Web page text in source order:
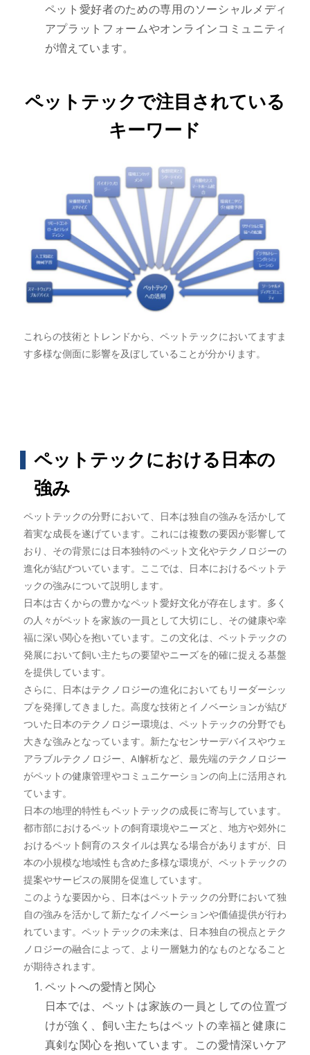
ペット愛好者のための専用のソーシャルメディ
アプラットフォームやオンラインコミュニティ
が増えています。
ペットテックで注目されている
キーワード
これらの技術とトレンドから、ペットテックにおいてますま
す多様な側面に影響を及ぼしていることが分かります。
ペットテックにおける日本の
強み
ペットテックの分野において、日本は独自の強みを活かして
着実な成長を遂げています。これには複数の要因が影響して
おり、その背景には日本独特のペット文化やテクノロジーの
進化が結びついています。ここでは、日本におけるペットテ
ックの強みについて説明します。
日本は古くからの豊かなペット愛好文化が存在します。多く
の人々がペットを家族の一員として大切にし、その健康や幸
福に深い関心を抱いています。この文化は、ペットテックの
発展において飼い主たちの要望やニーズを的確に捉える基盤
を提供しています。
さらに、日本はテクノロジーの進化においてもリーダーシッ
プを発揮してきました。高度な技術とイノベーションが結び
ついた日本のテクノロジー環境は、ペットテックの分野でも
大きな強みとなっています。新たなセンサーデバイスやウェ
アラブルテクノロジー、AI解析など、最先端のテクノロジー
がペットの健康管理やコミュニケーションの向上に活用され
ています。
日本の地理的特性もペットテックの成長に寄与しています。
都市部におけるペットの飼育環境やニーズと、地方や郊外に
おけるペット飼育のスタイルは異なる場合がありますが、日
本の小規模な地域性も含めた多様な環境が、ペットテックの
提案やサービスの展開を促進しています。
このような要因から、日本はペットテックの分野において独
自の強みを活かして新たなイノベーションや価値提供が行わ
れています。ペットテックの未来は、日本独自の視点とテク
ノロジーの融合によって、より一層魅力的なものとなること
が期待されます。
ペットへの愛情と関心
日本では、ペットは家族の一員としての位置づ
けが強く、飼い主たちはペットの幸福と健康に
真剣な関心を抱いています。この愛情深いケア